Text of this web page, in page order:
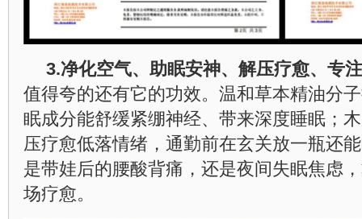
3.净化空气、助眠安神、解压疗愈、专
值得夸的还有它的功效。温和草本精油分
眠成分能舒缓紧绷神经、带来深度睡眠；
压疗愈低落情绪，通勤前在玄关放一瓶还
是带娃后的腰酸背痛，还是夜间失眠焦虑
场疗愈。